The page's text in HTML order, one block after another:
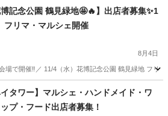
博記念公園 鶴見緑地🤩🔥】出店者募集✨1
フリマ・マルシェ開催
8月4日
場で開催‼️／ 11/4（水）花博記念公園 鶴見緑地 フ
ケット
イタワー】マルシェ・ハンドメイド・ワ
プ・フード出店者募集！